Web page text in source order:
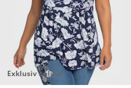
Exklusiv online